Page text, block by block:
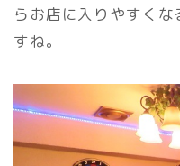
らお店に入りやすく
すね。